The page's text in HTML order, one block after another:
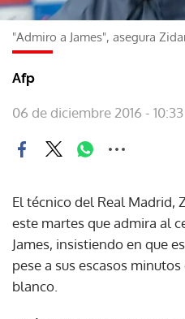
"Admiro a James", asegura
Afp
06 de diciembre 2016 - 10:33
El técnico del Real Madrid,
este martes que admira al
James, insistiendo en que
pese a sus escasos
blanco.